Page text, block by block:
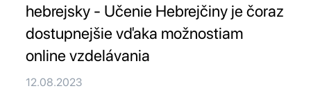
hebrejsky - Učenie Hebrejčiny je čoraz
dostupnejšie vďaka možnostiam
online vzdelávania
12.08.2023